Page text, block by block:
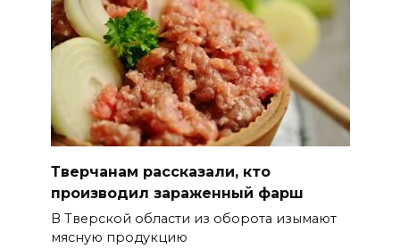
Тверчанам рассказали, кто
производил зараженный фарш
В Тверской области из оборота изымают
мясную продукцию